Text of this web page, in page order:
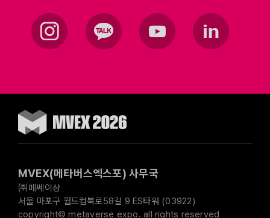
MVEX(메타버스엑스포) 사무국
㈜메쎄이상
서울 마포구 월드컵북로58길 9 ES타워 (03922)
copyright© metaverse expo. all rights reserved